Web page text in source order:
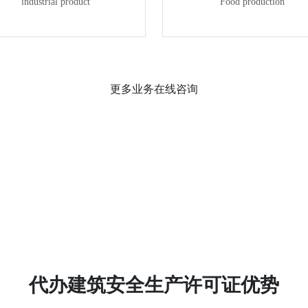
更多业务在线咨询
代办建筑安全生产许可证优势